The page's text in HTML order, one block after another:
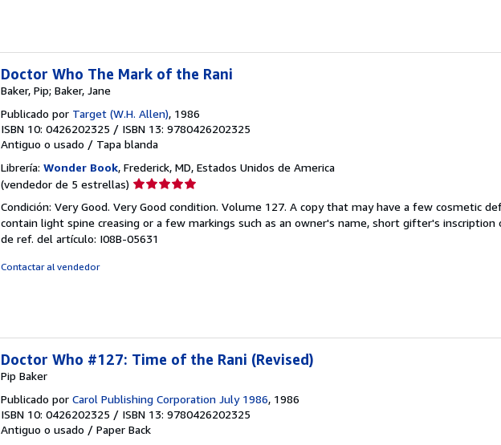
Doctor Who The Mark of the Rani
Baker, Pip; Baker, Jane
Publicado por Target (W.H. Allen), 1986
ISBN 10: 0426202325 / ISBN 13: 9780426202325
Antiguo o usado / Tapa blanda
Librería: Wonder Book, Frederick, MD, Estados Unidos de America
(vendedor de 5 estrellas) Calificación
vendedor:
5
de
Condición: Very Good. Very Good condition. Volume 127. A copy that may have a few cosmetic
contain light spine creasing or a few markings such as an owner's name, short gifter's inscription
de ref. del artículo: I08B-05631
Contactar al vendedor
Doctor Who #127: Time of the Rani (Revised)
Pip Baker
Publicado por Carol Publishing Corporation July 1986, 1986
ISBN 10: 0426202325 / ISBN 13: 9780426202325
Antiguo o usado / Paper Back